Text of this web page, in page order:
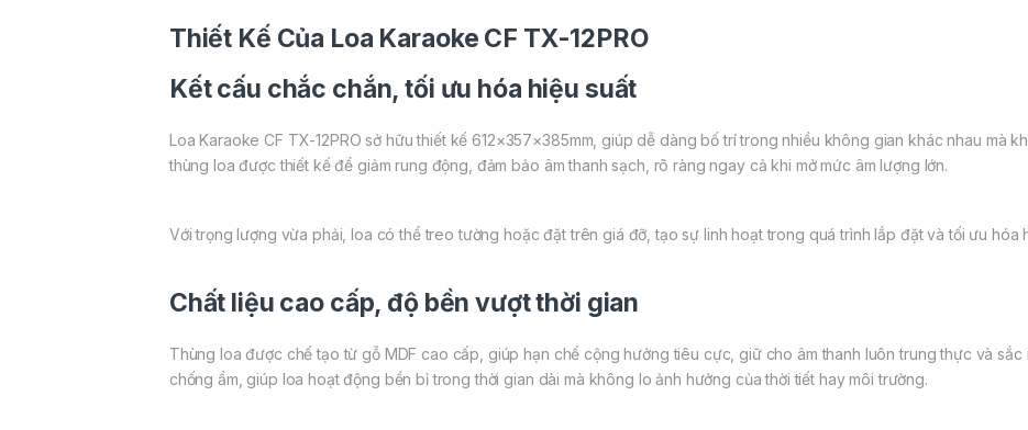
Thiết Kế Của Loa Karaoke CF TX-12PRO
Kết cấu chắc chắn, tối ưu hóa hiệu suất
Loa Karaoke CF TX-12PRO sở hữu thiết kế 612×357×385mm, giúp dễ dàng bố trí trong nhiều không gian khác nhau mà
thùng loa được thiết kế để giảm rung động, đảm bảo âm thanh sạch, rõ ràng ngay cả khi mở mức âm lượng lớn.
Với trọng lượng vừa phải, loa có thể treo tường hoặc đặt trên giá đỡ, tạo sự linh hoạt trong quá trình lắp đặt và tối ưu hóa
Chất liệu cao cấp, độ bền vượt thời gian
Thùng loa được chế tạo từ gỗ MDF cao cấp, giúp hạn chế cộng hưởng tiêu cực, giữ cho âm thanh luôn trung thực và sắc
chống ẩm, giúp loa hoạt động bền bỉ trong thời gian dài mà không lo ảnh hưởng của thời tiết hay môi trường.